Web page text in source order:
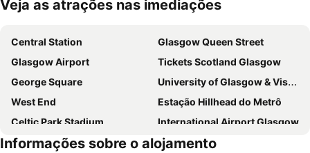
Ampliar mapa
Veja as atrações nas imediações
Central Station
Glasgow Queen Street
Glasgow Airport
Tickets Scotland Glasgow
George Square
University of Glasgow & Visitor Centre
West End
Estação Hillhead do Metrô
Celtic Park Stadium
International Airport Glasgow
Glasgow Prestwick Airport
Hampden Park
Informações sobre o alojamento